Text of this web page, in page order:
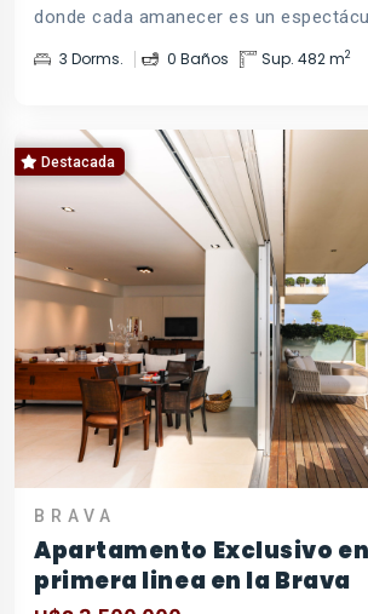
donde cada amanecer es un espectácul
3 Dorms. 0 Baños Sup. 482 m2
Destacada
BRAVA
Apartamento Exclusivo
primera linea en la Brava